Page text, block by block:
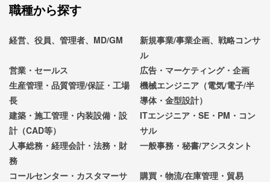
職種から探す
経営、役員、管理者、MD/GM
新規事業/事業企画、戦略コンサ
ル
営業・セールス
広告・マーケティング・企画
生産管理・品質管理/保証・工場
長
機械エンジニア（電気/電子/半
導体・金型設計）
建築・施工管理・内装設備・設
計（CAD等）
ITエンジニア・SE・PM・コン
サル
人事総務・経理会計・法務・財
務
一般事務・秘書/アシスタント
コールセンター・カスタマーサ
購買・物流/在庫管理・貿易